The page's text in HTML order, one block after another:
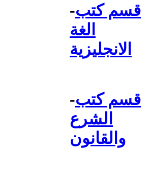
-قسم كتب
الغة
الانجليزية
-قسم كتب
الشرع
والقانون